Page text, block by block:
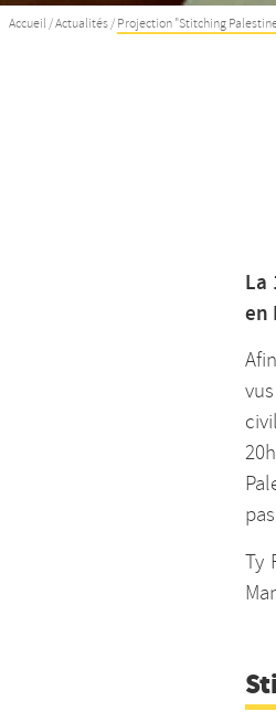
Accueil /Actualités / Projection "Stitching
La
en
Ty